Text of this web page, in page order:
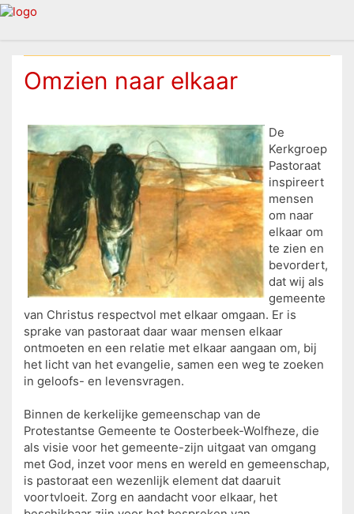
Omzien naar elkaar
De
Kerkgroep
Pastoraat
inspireert
mensen
om naar
elkaar om
te zien en
bevordert,
dat wij als
gemeente
van Christus respectvol met elkaar omgaan. Er is
sprake van pastoraat daar waar mensen elkaar
ontmoeten en een relatie met elkaar aangaan om, bij
het licht van het evangelie, samen een weg te zoeken
in geloofs- en levensvragen.
Binnen de kerkelijke gemeenschap van de
Protestantse Gemeente te Oosterbeek-Wolfheze, die
als visie voor het gemeente-zijn uitgaat van omgang
met God, inzet voor mens en wereld en gemeenschap,
is pastoraat een wezenlijk element dat daaruit
voortvloeit. Zorg en aandacht voor elkaar, het